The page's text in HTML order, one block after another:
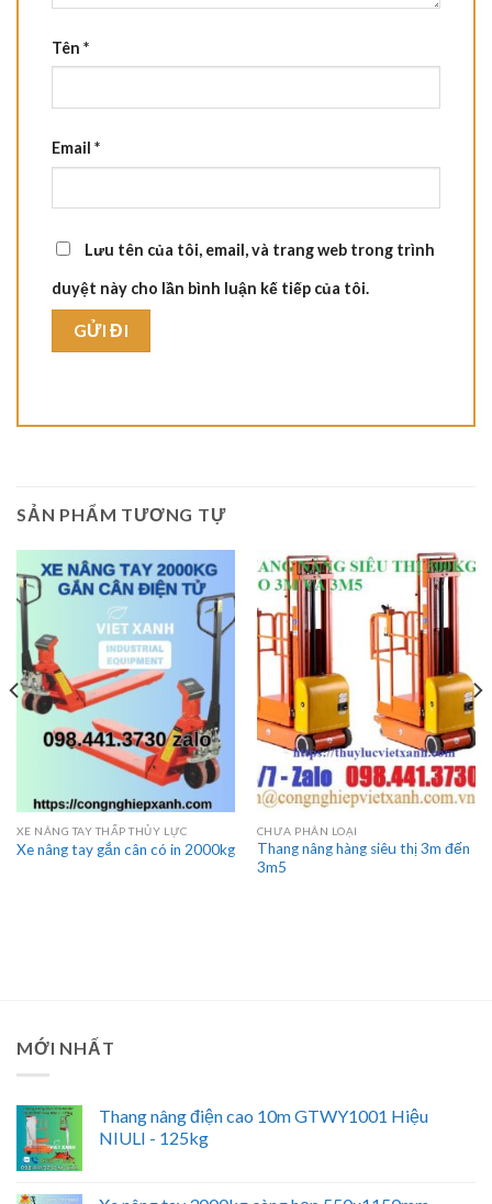
Tên *
Email *
Lưu tên của tôi, email, và trang web trong trình
duyệt này cho lần bình luận kế tiếp của tôi.
SẢN PHẨM TƯƠNG TỰ
XE NÂNG TAY THẤP THỦY LỰC
Xe nâng tay gắn cân có in 2000kg
CHƯA PHÂN LOẠI
Thang nâng hàng siêu thị 3m đến
3m5
MỚI NHẤT
Thang nâng điện cao 10m GTWY1001 Hiệu
NIULI - 125kg